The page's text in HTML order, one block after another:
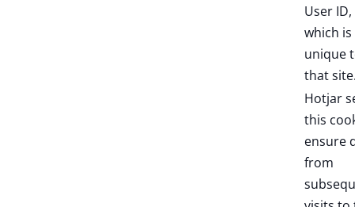
User ID,
which is
unique
that
Hotjar
this
ensure
from